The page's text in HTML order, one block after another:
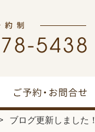
ブログ更新しました！